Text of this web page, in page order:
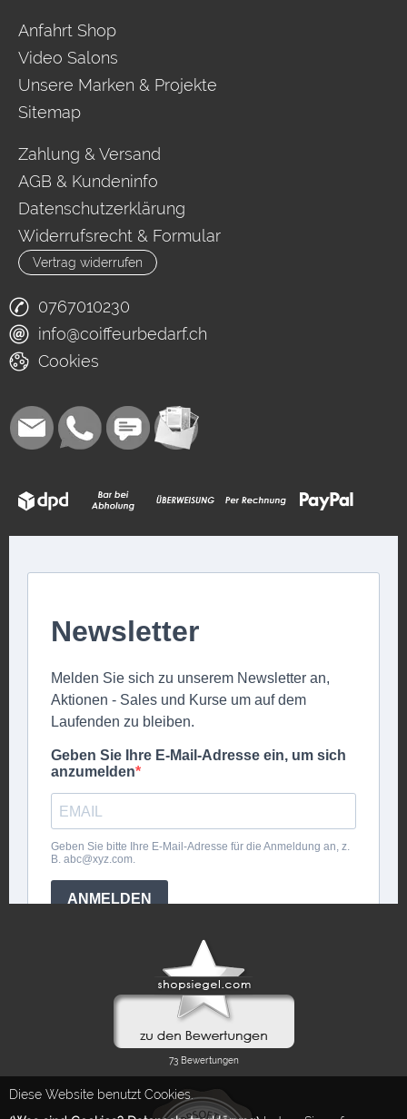
Diese Website benutzt Cookies.
Anfahrt Shop
Video Salons
Unsere Marken & Projekte
Sitemap
Zahlung & Versand
AGB & Kundeninfo
Datenschutzerklärung
Widerrufsrecht & Formular
Vertrag widerrufen
0767010230
info@coiffeurbedarf.ch
Cookies